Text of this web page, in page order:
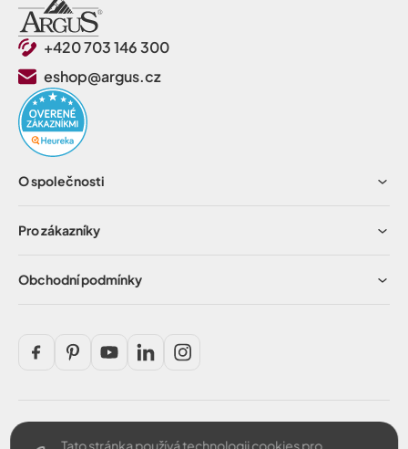
+420 703 146 300
eshop@argus.cz
O společnosti
Pro zákazníky
Obchodní podmínky
Tato stránka používá technologii cookies pro